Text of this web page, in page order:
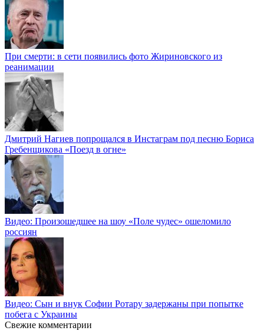
При смерти: в сети появились фото Жириновского из
реанимации
Дмитрий Нагиев попрощался в Инстаграм под песню Бориса
Гребенщикова «Поезд в огне»
Видео: Произошедшее на шоу «Поле чудес» ошеломило
россиян
Видео: Сын и внук Софии Ротару задержаны при попытке
побега с Украины
Свежие комментарии